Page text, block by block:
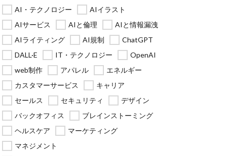
AI・テクノロジー
AIイラスト
AIサービス
AIと倫理
AIと情報漏洩
AIライティング
AI規制
ChatGPT
DALL·E
IT・テクノロジー
OpenAI
web制作
アパレル
エネルギー
カスタマーサービス
キャリア
セールス
セキュリティ
デザイン
バックオフィス
ブレインストーミング
ヘルスケア
マーケティング
マネジメント